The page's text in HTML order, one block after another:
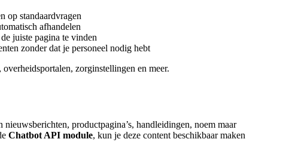
op standaardvragen
afhandelen
juiste pagina te vinden
zonder dat je personeel nodig hebt
zorginstellingen en meer.
productpagina’s, handleidingen, noem maar
Chatbot API module, kun je deze content beschikbaar maken